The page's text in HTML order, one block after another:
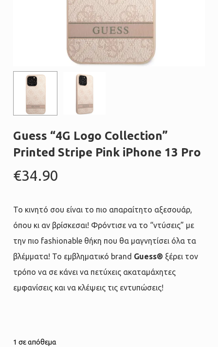
Guess “4G Logo Collection”
Printed Stripe Pink iPhone 13 Pro
€34.90
Το κινητό σου είναι το πιο απαραίτητο αξεσουάρ,
όπου κι αν βρίσκεσαι! Φρόντισε να το “ντύσεις” με
την πιο fashionable θήκη που θα μαγνητίσει όλα τα
βλέμματα! Το εμβληματικό brand Guess® ξέρει τον
τρόπο να σε κάνει να πετύχεις ακαταμάχητες
εμφανίσεις και να κλέψεις τις εντυπώσεις!
1 σε απόθεμα